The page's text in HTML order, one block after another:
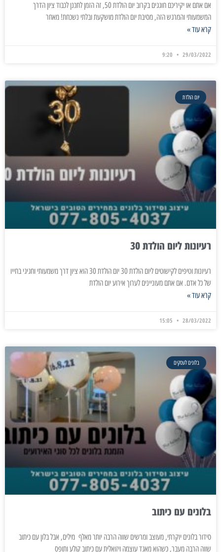
אם אתם או יקיריכם חוגגים בקרוב יום הולדת 50, זה הזמן לתכנן לכבוד ציון הדרך
המשמעותי והמרגש הזה, מסיבת יום הולדת מושקעת ובלתי נשכחת! מאחר
קרא עוד »
29/03/2022
יום הולדת
רעיונות ליום הולדת 30
רעיונות וטיפים לקישוטים ליום הולדת 30 יום הולדת 30 הוא ציון דרך משמעותי וחגיגי בחייו
של כל אדם. אם אתם מעוניינים לערוך אירוע יום הולדת
קרא עוד »
28/03/2022
בלונים לעסקים
בלונים עם כיתוב
סידור בלונים יוקרתי, מעוצב ומרשים שווה הרבה יותר מאלף מילים, אבל בלון עם כיתוב
שווה הרבה מעבר, כשהוא מאגד עוצמה ויזואלית עם כיתוב קולע ותופס